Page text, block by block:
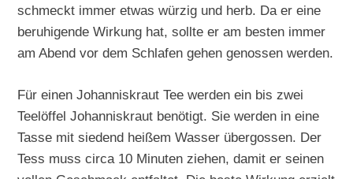
schmeckt immer etwas würzig und herb. Da er eine
beruhigende Wirkung hat, sollte er am besten immer
am Abend vor dem Schlafen gehen genossen werden.
Für einen Johanniskraut Tee werden ein bis zwei
Teelöffel Johanniskraut benötigt. Sie werden in eine
Tasse mit siedend heißem Wasser übergossen. Der
Tess muss circa 10 Minuten ziehen, damit er seinen